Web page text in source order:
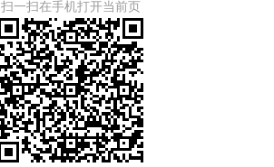
扫一扫在手机打开当前页